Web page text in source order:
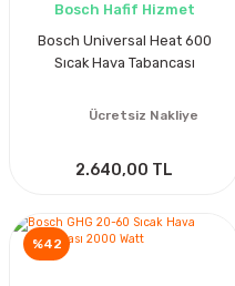
Bosch Hafif Hizmet
Bosch Universal Heat 600
Sıcak Hava Tabancası
Ücretsiz Nakliye
2.640,00 TL
%42